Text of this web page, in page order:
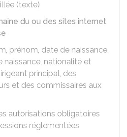
(texte)
du ou des sites internet
prénom, date de naissance,
naissance, nationalité et
principal, des
et des commissaires aux
autorisations obligatoires
réglementées